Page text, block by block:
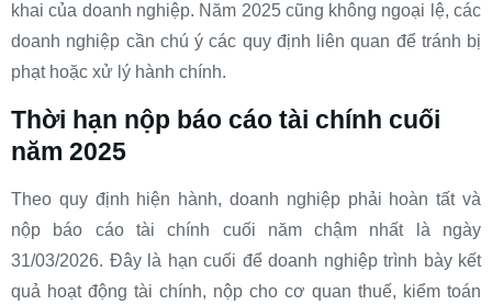
khai của doanh nghiệp. Năm 2025 cũng không ngoại lệ, các
doanh nghiệp cần chú ý các quy định liên quan để tránh bị
phạt hoặc xử lý hành chính.
Thời hạn nộp báo cáo tài chính cuối
năm 2025
Theo quy định hiện hành, doanh nghiệp phải hoàn tất và
nộp báo cáo tài chính cuối năm chậm nhất là ngày
31/03/2026. Đây là hạn cuối để doanh nghiệp trình bày kết
quả hoạt động tài chính, nộp cho cơ quan thuế, kiểm toán